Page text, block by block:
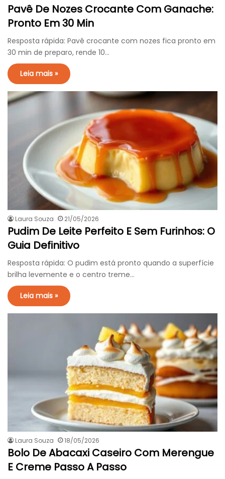
Pavê De Nozes Crocante Com Ganache:
Pronto Em 30 Min
Resposta rápida: Pavê crocante com nozes fica pronto em
30 min de preparo, rende 10…
Leia mais »
Laura Souza 21/05/2026
Pudim De Leite Perfeito E Sem Furinhos: O
Guia Definitivo
Resposta rápida: O pudim está pronto quando a superfície
brilha levemente e o centro treme…
Leia mais »
Laura Souza 18/05/2026
Bolo De Abacaxi Caseiro Com Merengue
E Creme Passo A Passo